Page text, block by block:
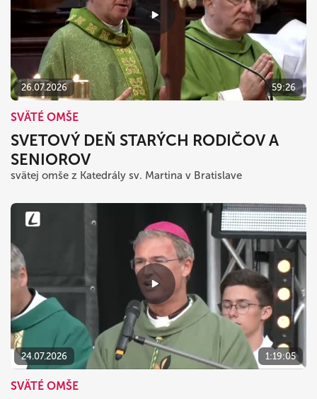
26.07.2026 59:26
SVÄTÉ OMŠE
SVETOVÝ DEŇ STARÝCH RODIČOV A
SENIOROV
svätej omše z Katedrály sv. Martina v Bratislave
24.07.2026 1:19:05
SVÄTÉ OMŠE